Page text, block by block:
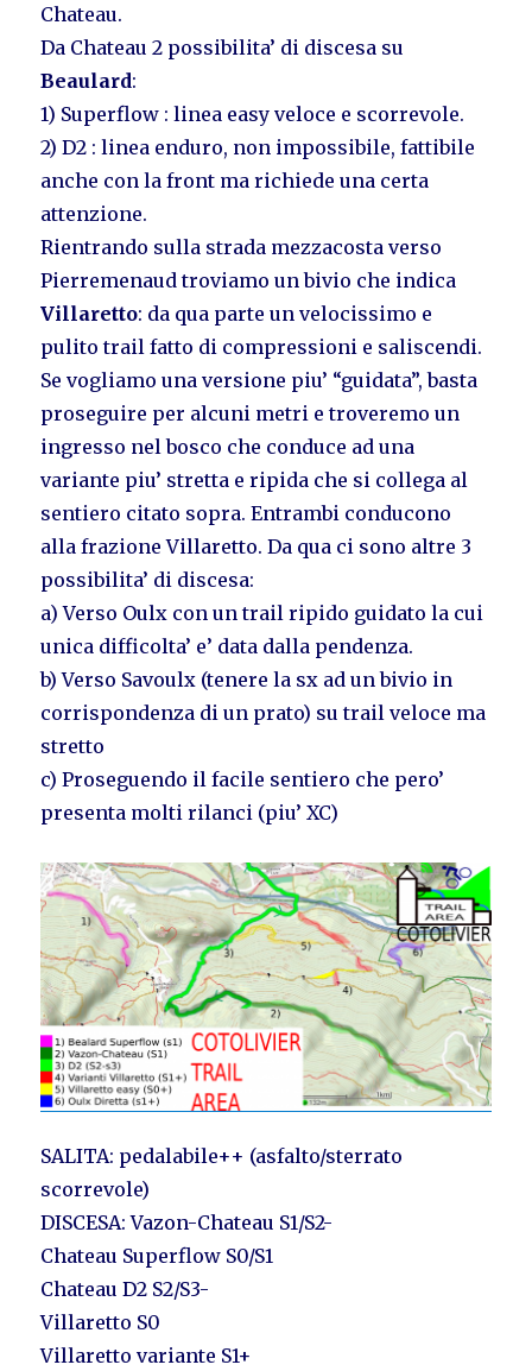
Chateau.
Da Chateau 2 possibilita’ di discesa su
Beaulard:
1) Superflow : linea easy veloce e scorrevole.
2) D2 : linea enduro, non impossibile, fattibile
anche con la front ma richiede una certa
attenzione.
Rientrando sulla strada mezzacosta verso
Pierremenaud troviamo un bivio che indica
Villaretto: da qua parte un velocissimo e
pulito trail fatto di compressioni e saliscendi.
Se vogliamo una versione piu’ “guidata”, basta
proseguire per alcuni metri e troveremo un
ingresso nel bosco che conduce ad una
variante piu’ stretta e ripida che si collega al
sentiero citato sopra. Entrambi conducono
alla frazione Villaretto. Da qua ci sono altre 3
possibilita’ di discesa:
a) Verso Oulx con un trail ripido guidato la cui
unica difficolta’ e’ data dalla pendenza.
b) Verso Savoulx (tenere la sx ad un bivio in
corrispondenza di un prato) su trail veloce ma
stretto
c) Proseguendo il facile sentiero che pero’
presenta molti rilanci (piu’ XC)
SALITA: pedalabile++ (asfalto/sterrato
scorrevole)
DISCESA: Vazon-Chateau S1/S2-
Chateau Superflow S0/S1
Chateau D2 S2/S3-
Villaretto S0
Villaretto variante S1+